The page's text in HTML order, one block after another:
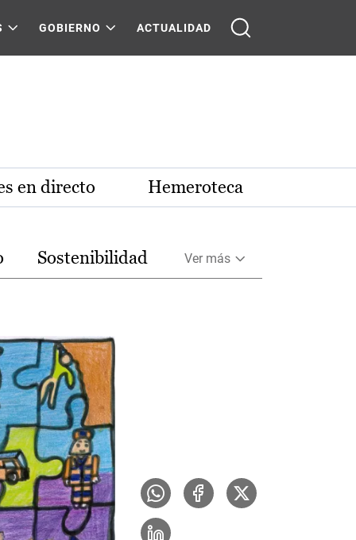
GOBIERNO ACTUALIDAD
en directo Hemeroteca
Sostenibilidad Ver más